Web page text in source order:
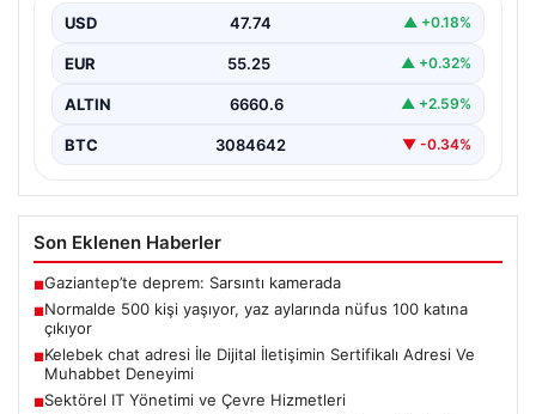
USD 47.74 ▲ +0.18%
EUR 55.25 ▲ +0.32%
ALTIN 6660.6 ▲ +2.59%
BTC 3084642 ▼ -0.34%
Son Eklenen Haberler
■Gaziantep’te deprem: Sarsıntı kamerada
■Normalde 500 kişi yaşıyor, yaz aylarında nüfus 100 katına
çıkıyor
■Kelebek chat adresi İle Dijital İletişimin Sertifikalı Adresi Ve
Muhabbet Deneyimi
■Sektörel IT Yönetimi ve Çevre Hizmetleri